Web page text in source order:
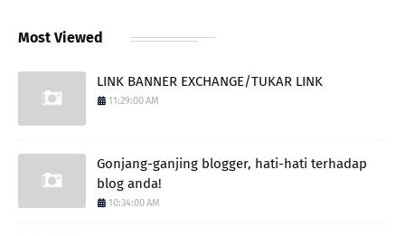
Most Viewed
LINK BANNER EXCHANGE/TUKAR LINK
11:29:00 AM
Gonjang-ganjing blogger, hati-hati terhadap
blog anda!
10:34:00 AM